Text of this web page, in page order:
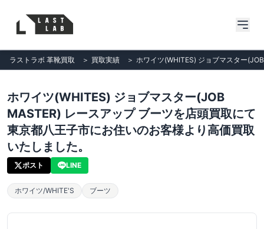
ラストラボ 革靴買取 ＞ 買取実績 ＞ ホワイツ(WHITES) ジョブマスター
ホワイツ(WHITES) ジョブマスター(JOB
MASTER) レースアップ ブーツを店頭買取にて
東京都八王子市にお住いのお客様より高価買取
いたしました。
ポスト LINE
ホワイツ/WHITE'S ブーツ